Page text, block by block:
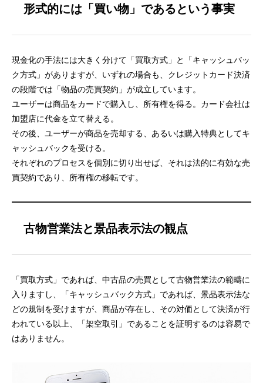
形式的には「買い物」であるという事実
現金化の手法には大きく分けて「買取方式」と「キャッシュバッ
ク方式」がありますが、いずれの場合も、クレジットカード決済
の段階では「物品の売買契約」が成立しています。
ユーザーは商品をカードで購入し、所有権を得る。カード会社は
加盟店に代金を立て替える。
その後、ユーザーが商品を売却する、あるいは購入特典としてキ
ャッシュバックを受ける。
それぞれのプロセスを個別に切り出せば、それは法的に有効な売
買契約であり、所有権の移転です。
古物営業法と景品表示法の観点
「買取方式」であれば、中古品の売買として古物営業法の範疇に
入りますし、「キャッシュバック方式」であれば、景品表示法な
どの規制を受けますが、商品が存在し、その対価として決済が行
われている以上、「架空取引」であることを証明するのは容易で
はありません。